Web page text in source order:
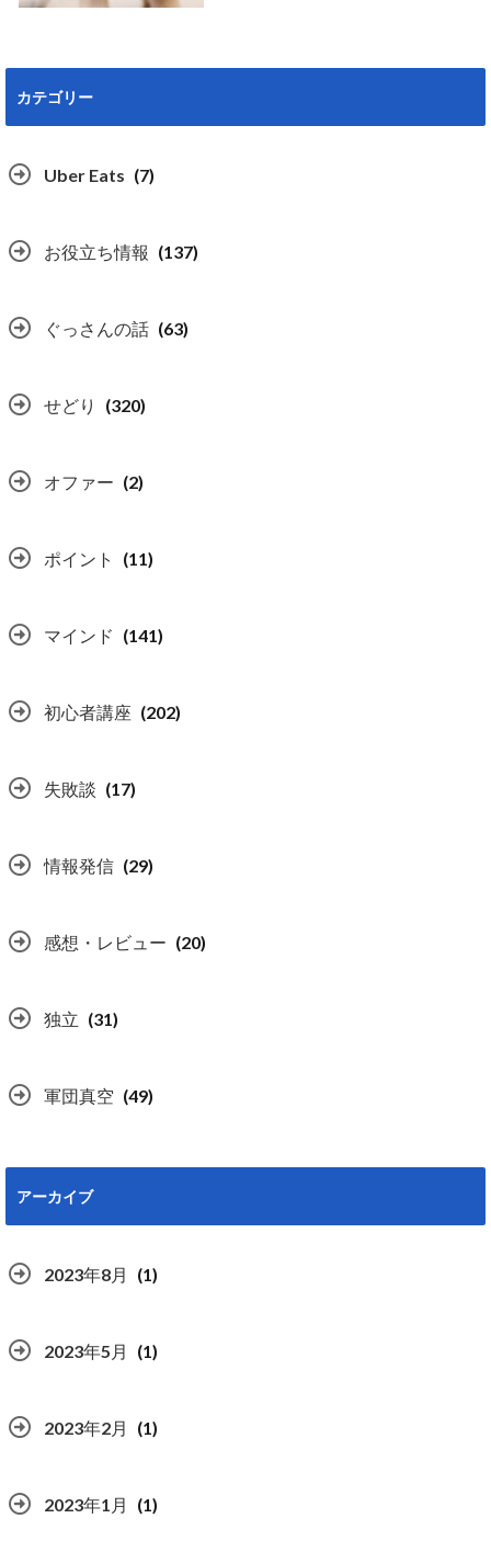
カテゴリー
Uber Eats (7)
お役立ち情報 (137)
ぐっさんの話 (63)
せどり (320)
オファー (2)
ポイント (11)
マインド (141)
初心者講座 (202)
失敗談 (17)
情報発信 (29)
感想・レビュー (20)
独立 (31)
軍団真空 (49)
アーカイブ
2023年8月 (1)
2023年5月 (1)
2023年2月 (1)
2023年1月 (1)